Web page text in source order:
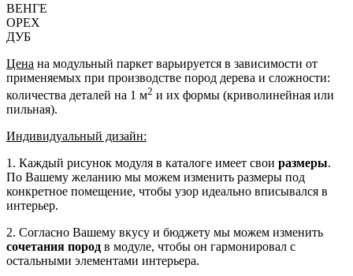
ВЕНГЕ
ОРЕХ
ДУБ
Цена на модульный паркет варьируется в зависимости от
применяемых при производстве пород дерева и сложности:
количества деталей на 1 м2 и их формы (криволинейная или
пильная).
Индивидуальный дизайн:
1. Каждый рисунок модуля в каталоге имеет свои размеры.
По Вашему желанию мы можем изменить размеры под
конкретное помещение, чтобы узор идеально вписывался в
интерьер.
2. Согласно Вашему вкусу и бюджету мы можем изменить
сочетания пород в модуле, чтобы он гармонировал с
остальными элементами интерьера.